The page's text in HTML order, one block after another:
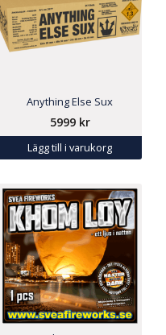
Anything Else Sux
5999 kr
Lägg till i varukorg